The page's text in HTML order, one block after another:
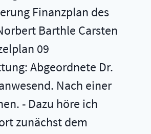
Finanzplan des
Barthle Carsten
09
Abgeordnete Dr.
Nach einer
- Dazu höre ich
zunächst dem